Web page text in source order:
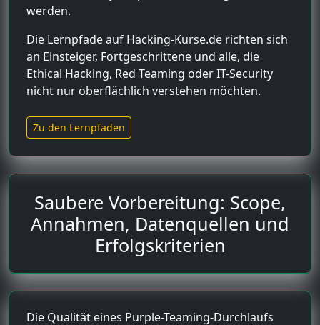
werden.
Die Lernpfade auf Hacking-Kurse.de richten sich
an Einsteiger, Fortgeschrittene und alle, die
Ethical Hacking, Red Teaming oder IT-Security
nicht nur oberflächlich verstehen möchten.
Zu den Lernpfaden
Saubere Vorbereitung: Scope,
Annahmen, Datenquellen und
Erfolgskriterien
Die Qualität eines Purple-Teaming-Durchlaufs